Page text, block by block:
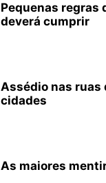
Pequenas regras
deverá cumprir
Assédio nas ruas
cidades
As maiores